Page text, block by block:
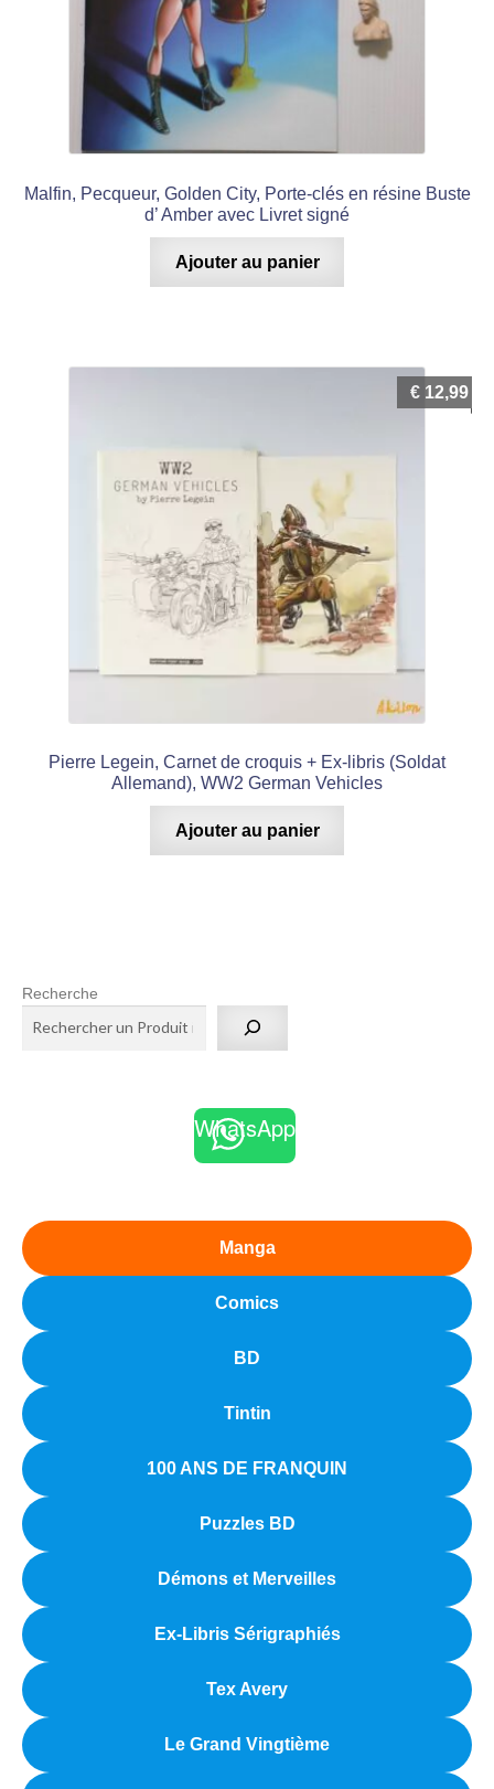
Malfin, Pecqueur, Golden City, Porte-clés en résine Buste
d’ Amber avec Livret signé
Ajouter au panier
Pierre Legein, Carnet de croquis + Ex-libris (Soldat
Allemand), WW2 German Vehicles
€ 12,99
Ajouter au panier
Recherche
WhatsApp
Manga
Comics
BD
Tintin
100 ANS DE FRANQUIN
Puzzles BD
Démons et Merveilles
Ex-Libris Sérigraphiés
Tex Avery
Le Grand Vingtième